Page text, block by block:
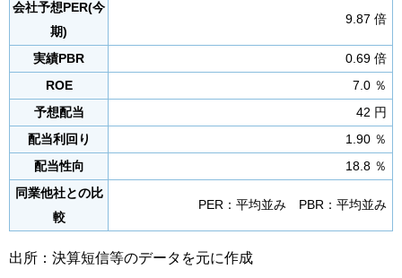
会社予想PER(今
期)
9.87 倍
実績PBR
0.69 倍
ROE
7.0 ％
予想配当
42 円
配当利回り
1.90 ％
配当性向
18.8 ％
同業他社との比
較
PER：平均並み PBR：平均並み
出所：決算短信等のデータを元に作成